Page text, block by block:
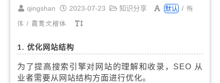
qingshan 2023-07-23 知识分享 默认 / 楷
体 / 霞鹜文楷体
1. 优化网站结构
为了提高搜索引擎对网站的理解和收录，SEO 从
业者需要从网站结构方面进行优化。